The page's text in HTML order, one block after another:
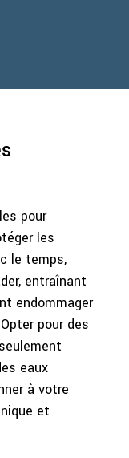
pour
les
le temps,
entraînant
endommager
pour des
eaux
à votre
et